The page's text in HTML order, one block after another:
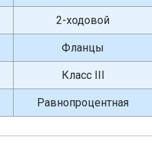
2-ходовой
Фланцы
Класс III
Равнопроцентная